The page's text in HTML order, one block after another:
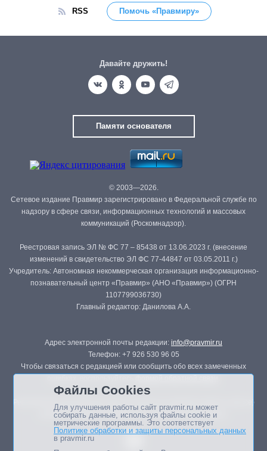
RSS Помочь «Правмиру»
Давайте дружить!
Памяти основателя
© 2003—2026.
Сетевое издание Правмир зарегистрировано в Федеральной службе по
надзору в сфере связи, информационных технологий и массовых
коммуникаций (Роскомнадзор).
Реестровая запись ЭЛ № ФС 77 – 85438 от 13.06.2023 г. (внесение
изменений в свидетельство ЭЛ ФС 77-44847 от 03.05.2011 г.)
Учредитель: Автономная некоммерческая организация информационно-
познавательный центр «Правмир» (АНО «Правмир») (ОГРН
1107799036730)
Главный редактор: Данилова А.А.
Адрес электронной почты редакции: info@pravmir.ru
Телефон: +7 926 530 96 05
Чтобы связаться с редакцией или сообщить обо всех замеченных
Републикация материалов сайта в печатных изданиях (книгах, прессе)
возможна только с письменного разрешения редакции.
Файлы Cookies
Для улучшения работы сайт pravmir.ru может
собирать данные, используя файлы cookie и
метрические программы. Это соответствует
Политике обработки и защиты персональных данных
в pravmir.ru